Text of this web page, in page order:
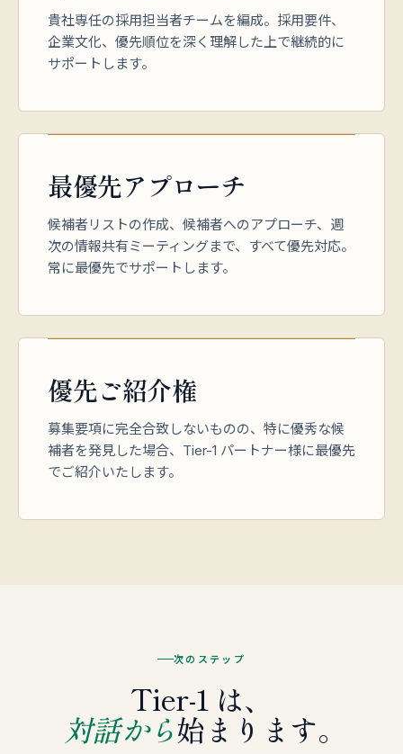
貴社専任の採用担当者チームを編成。採用要件、
企業文化、優先順位を深く理解した上で継続的に
サポートします。
最優先アプローチ
候補者リストの作成、候補者へのアプローチ、週
次の情報共有ミーティングまで、すべて優先対応。
常に最優先でサポートします。
優先ご紹介権
募集要項に完全合致しないものの、特に優秀な候
補者を発見した場合、Tier-1 パートナー様に最優先
でご紹介いたします。
次のステップ
Tier-1 は、
対話から始まります。